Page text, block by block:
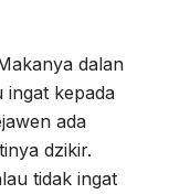
dalan
ingat kepada
ada
dzikir.
tidak ingat